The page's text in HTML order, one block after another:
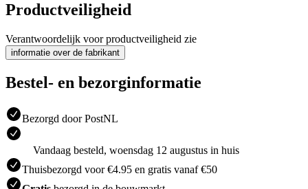
Productveiligheid
Verantwoordelijk voor productveiligheid zie
informatie over de fabrikant
Bestel- en bezorginformatie
Bezorgd door PostNL
Vandaag besteld, woensdag 12 augustus in huis
Thuisbezorgd voor €4.95 en gratis vanaf €50